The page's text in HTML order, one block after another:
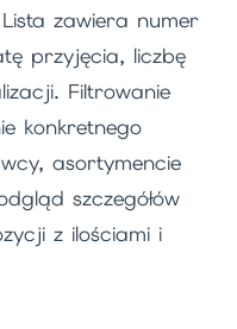
zawiera numer
przyjęcia, liczbę
Filtrowanie
konkretnego
asortymencie
szczegółów
z ilościami i